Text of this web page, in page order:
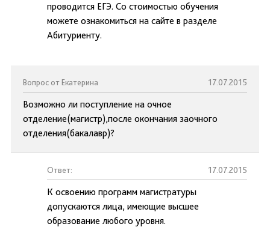
проводится ЕГЭ. Со стоимостью обучения
можете ознакомиться на сайте в разделе
Абитуриенту.
Вопрос от Екатерина 17.07.2015
Возможно ли поступление на очное
отделение(магистр),после окончания заочного
отделения(бакалавр)?
Ответ: 17.07.2015
К освоению программ магистратуры
допускаются лица, имеющие высшее
образование любого уровня.